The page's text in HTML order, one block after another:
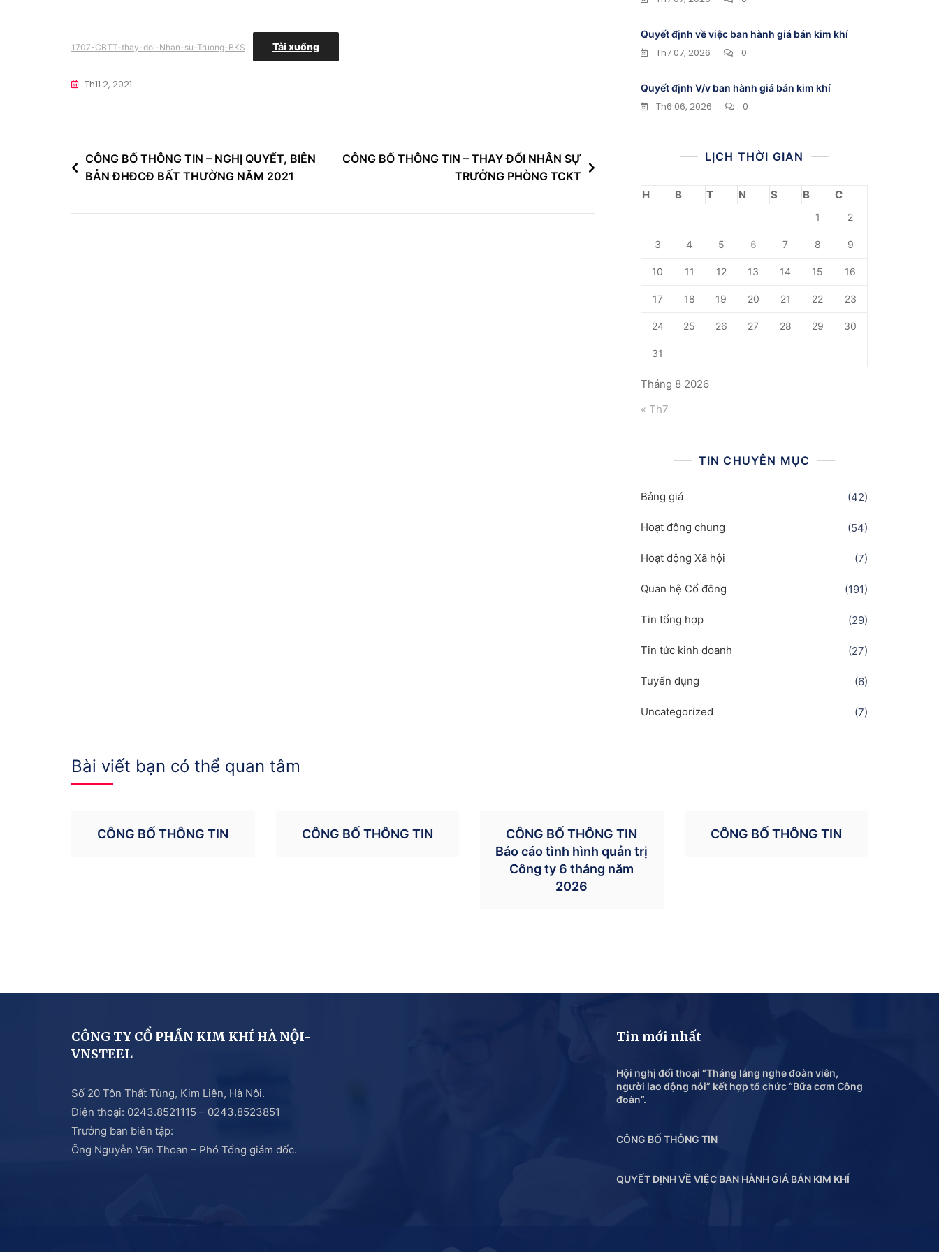
1707-CBTT-thay-doi-Nhan-su-Truong-BKS Tải xuống
Th11 2, 2021
Điều
hướng
CÔNG BỐ THÔNG TIN – NGHỊ QUYẾT, BIÊN
BẢN ĐHĐCĐ BẤT THƯỜNG NĂM 2021
CÔNG BỐ THÔNG TIN – THAY ĐỔI NHÂN SỰ
TRƯỞNG PHÒNG TCKT
Quyết định về việc ban hành giá bán kim khí
Th7 07, 2026 0
Quyết định V/v ban hành giá bán kim khí
Th6 06, 2026 0
LỊCH THỜI GIAN
Tháng 8 2026
H B T N S B C
1 2
3 4 5 6 7 8 9
10 11 12 13 14 15 16
17 18 19 20 21 22 23
24 25 26 27 28 29 30
31
« Th7
TIN CHUYÊN MỤC
Bảng giá (42)
Hoạt động chung (54)
Hoạt động Xã hội (7)
Quan hệ Cổ đông (191)
Tin tổng hợp (29)
Tin tức kinh doanh (27)
Tuyển dụng (6)
Uncategorized (7)
Bài viết bạn có thể quan tâm
CÔNG BỐ THÔNG TIN CÔNG BỐ THÔNG TIN
CÔNG BỐ THÔNG TIN
Báo cáo tình hình quản trị
Công ty 6 tháng năm
2026
CÔNG BỐ THÔNG TIN
CÔNG TY CỔ PHẦN KIM KHÍ HÀ NỘI-
VNSTEEL
Số 20 Tôn Thất Tùng, Kim Liên, Hà Nội.
Điện thoại: 0243.8521115 – 0243.8523851
Trưởng ban biên tập:
Ông Nguyễn Văn Thoan – Phó Tổng giám đốc.
Tin mới nhất
Hội nghị đối thoại “Tháng lắng nghe đoàn viên,
người lao động nói” kết hợp tổ chức “Bữa cơm Công
đoàn”.
CÔNG BỐ THÔNG TIN
QUYẾT ĐỊNH VỀ VIỆC BAN HÀNH GIÁ BÁN KIM KHÍ